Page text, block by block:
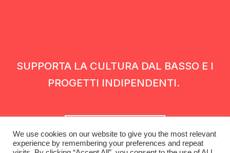
SUPPORTA LA CULTURA DAL BASSO E I
PROGETTI INDIPENDENTI.
We use cookies on our website to give you the most relevant
experience by remembering your preferences and repeat